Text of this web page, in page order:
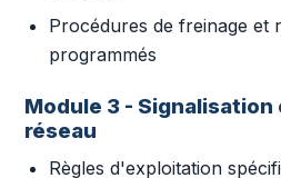
Procédures de freinage et
programmés
Module 3 -
réseau
Règles d'exploitation